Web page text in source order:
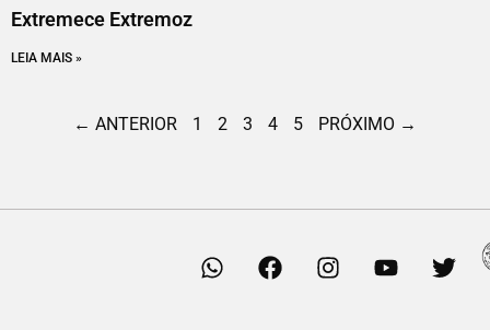
Extremece Extremoz
LEIA MAIS »
← ANTERIOR 1 2 3 4 5 PRÓXIMO →